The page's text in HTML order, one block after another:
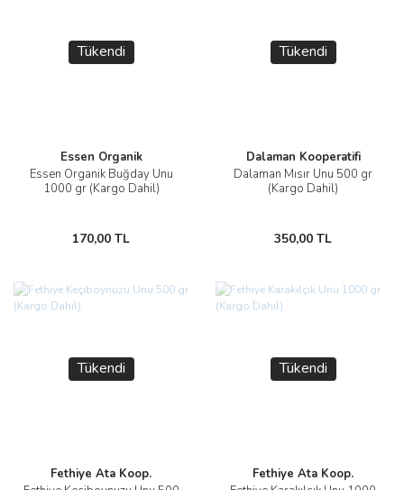
Tükendi
Essen Organik
Essen Organik Buğday Unu
1000 gr (Kargo Dahil)
170,00 TL
Tükendi
Dalaman Kooperatifi
Dalaman Mısır Unu 500 gr
(Kargo Dahil)
350,00 TL
Tükendi
Fethiye Ata Koop.
Tükendi
Fethiye Ata Koop.